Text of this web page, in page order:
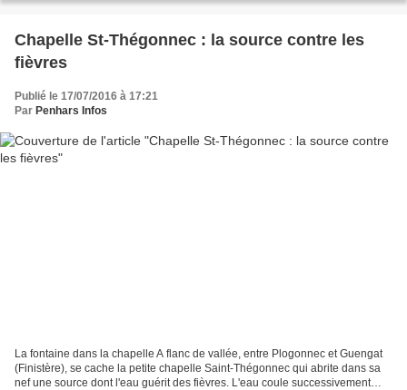
Chapelle St-Thégonnec : la source contre les
fièvres
Publié le 17/07/2016 à 17:21
Par Penhars Infos
La fontaine dans la chapelle A flanc de vallée, entre Plogonnec et Guengat
(Finistère), se cache la petite chapelle Saint-Thégonnec qui abrite dans sa
nef une source dont l'eau guérit des fièvres. L'eau coule successivement